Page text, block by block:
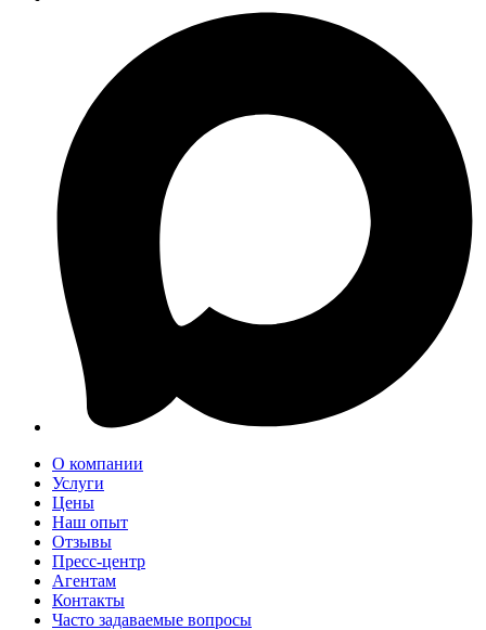
О компании
Услуги
Цены
Наш опыт
Отзывы
Пресс-центр
Агентам
Контакты
Часто задаваемые вопросы